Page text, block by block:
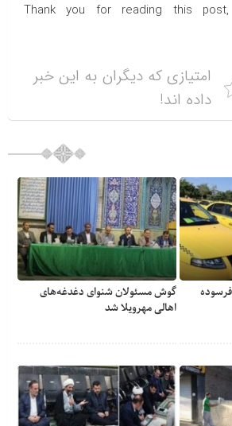
Thank you for reading this
امتیازی که دیگران به این خبر
داده اند!
گوش مسئولان شنوای دغدغه‎‌های
اهالی مهرویلا شد